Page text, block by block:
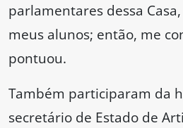
parlamentares dessa
meus alunos; então, me
pontuou.
Também participaram da
secretário de Estado de